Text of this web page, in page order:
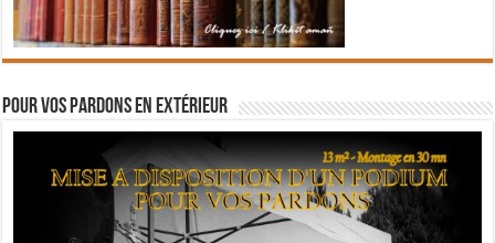
Pour vos pardons en extérieur